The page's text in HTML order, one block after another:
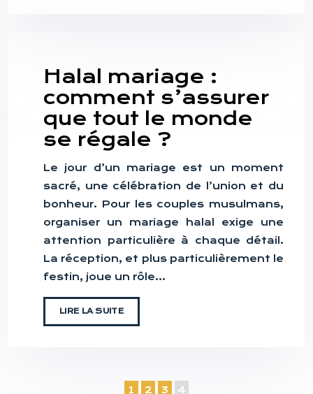
Halal mariage :
comment s’assurer
que tout le monde
se régale ?
Le jour d’un mariage est un moment
sacré, une célébration de l’union et du
bonheur. Pour les couples musulmans,
organiser un mariage halal exige une
attention particulière à chaque détail.
La réception, et plus particulièrement le
festin, joue un rôle…
LIRE LA SUITE
1 2 3 4